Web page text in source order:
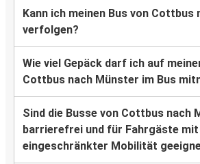
Kann ich meinen Bus von Cottbus
verfolgen?
Wie viel Gepäck darf ich auf
Cottbus nach Münster im Bus
Sind die Busse von Cottbus nach
barrierefrei und für Fahrgäste mit
eingeschränkter Mobilität